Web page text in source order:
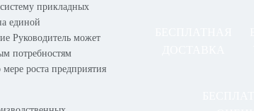
прикладных
единой
Руководитель может
потребностям
роста предприятия